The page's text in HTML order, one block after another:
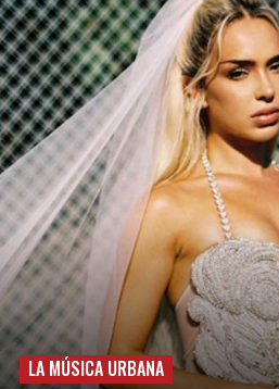
LA MÚSICA URBANA